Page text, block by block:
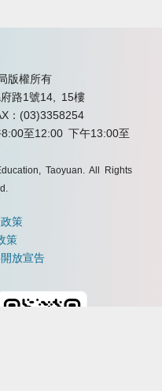
版權所有
路1號14, 15樓
：(03)3358254
8:00至12:00 下午13:00至
Taoyuan. All Rights
策
策
放宣告